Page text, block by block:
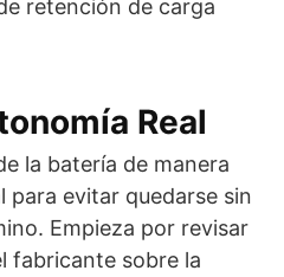
retención de carga
Real
la batería de manera
para evitar quedarse sin
Empieza por revisar
fabricante sobre la